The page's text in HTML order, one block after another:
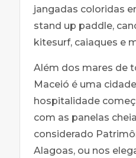
jangadas coloridas
stand up paddle,
kitesurf, caiaques e
Além dos mares de
Maceió é uma
hospitalidade
com as panelas
considerado
Alagoas, ou nos